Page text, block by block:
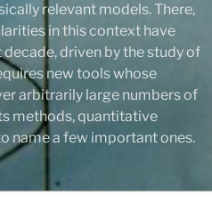
relevant models. There,
in this context have
driven by the study of
new tools whose
arbitrarily large numbers of
methods, quantitative
name a few important ones.